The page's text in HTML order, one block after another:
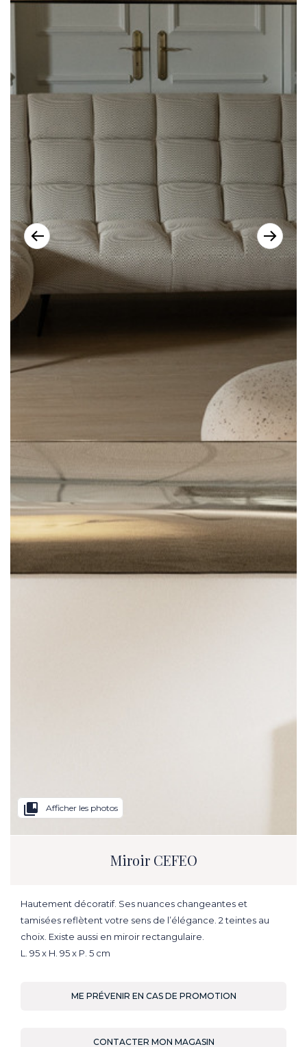
collections_bookmark Afficher les photos
Miroir CEFEO
Hautement décoratif. Ses nuances changeantes et
tamisées reflètent votre sens de l’élégance. 2 teintes au
choix. Existe aussi en miroir rectangulaire.
L. 95 x H. 95 x P. 5 cm
ME PRÉVENIR EN CAS DE PROMOTION
CONTACTER MON MAGASIN